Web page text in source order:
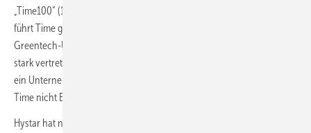
„Time100“ (100 einflussreichste Persönlichkeiten) seit 1999. Seit 2025
führt Time gemeinsam mit Statista auch ein Ranking der Top 100
Greentech-Unternehmen. Das Thema Energie ist dabei besonders
stark vertreten und auf Platz 1 steht das General Fusion aus Kanada –
ein Unternehmen, das sich mit Kernfusion befasst. Für Hystar nennt
Time nicht Energie, sondern „Ressourcen“ als Kategorie.
Hystar hat nach eigenen Angaben kürzlich den Elektrolyseur Orion